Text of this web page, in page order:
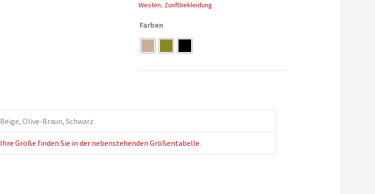
Westen, Zunftbekleidung
Farben
Beige, Olive-Braun, Schwarz
Ihre Größe finden Sie in der nebenstehenden Größentabelle.